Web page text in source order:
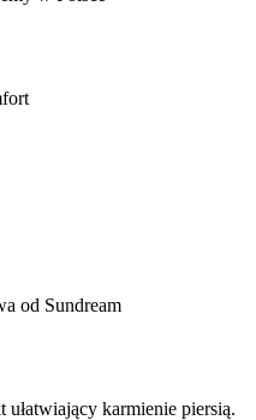
karmienie piersią.